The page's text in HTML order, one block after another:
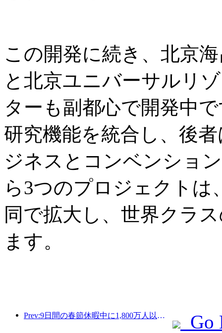
この開発に続き、北京
と北京ユニバーサルリ
ターも副都心で開発中
研究機能を統合し、後
ジネスとコンベンショ
ら3つのプロジェクトは
同で拡大し、世界クラ
ます。
Prev:9日間の春節休暇中に1,800万人以上が国内外を旅行すると予想されている。
Go